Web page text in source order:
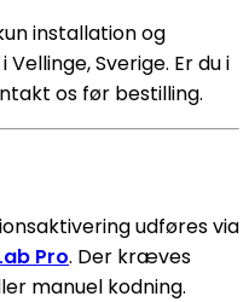
installation og
Sverige. Er du i
os før bestilling.
udføres via
Pro. Der kræves
manuel kodning.